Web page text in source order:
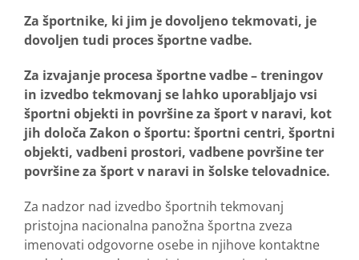
Za športnike, ki jim je dovoljeno tekmovati, je
dovoljen tudi proces športne vadbe.
Za izvajanje procesa športne vadbe – treningov
in izvedbo tekmovanj se lahko uporabljajo vsi
športni objekti in površine za šport v naravi, kot
jih določa Zakon o športu: športni centri, športni
objekti, vadbeni prostori, vadbene površine ter
površine za šport v naravi in šolske telovadnice.
Za nadzor nad izvedbo športnih tekmovanj
pristojna nacionalna panožna športna zveza
imenovati odgovorne osebe in njihove kontaktne